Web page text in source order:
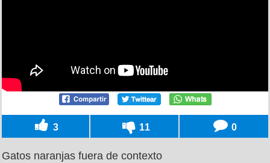
3 11 0
Gatos naranjas fuera de contexto